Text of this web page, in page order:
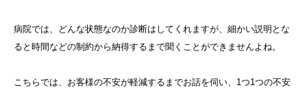
病院では、どんな状態なのか診断はしてくれますが、細かい説明とな
ると時間などの制約から納得するまで聞くことができませんよね。
こちらでは、お客様の不安が軽減するまでお話を伺い、1つ1つの不安